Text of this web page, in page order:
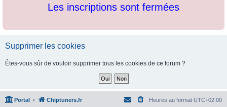
c
e
Les inscriptions sont fermées
Supprimer les cookies
Êtes-vous sûr de vouloir supprimer tous les cookies de ce forum ?
Portal Chiptuners.fr Heures au format UTC+02:00